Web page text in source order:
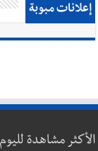
إعلانات مبوبة
الأكثر مشاهدة لليوم